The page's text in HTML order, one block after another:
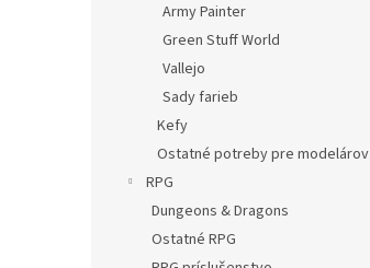
Army Painter
Green Stuff World
Vallejo
Sady farieb
Kefy
Ostatné potreby pre modelárov
RPG
Dungeons & Dragons
Ostatné RPG